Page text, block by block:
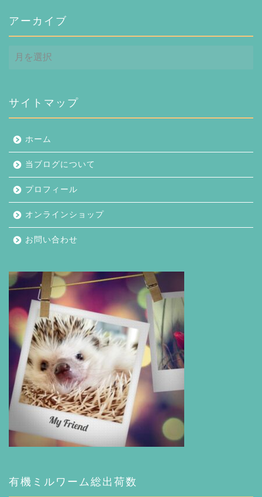
アーカイブ
ー
ブ
サイトマップ
ホーム
当ブログについて
プロフィール
オンラインショップ
お問い合わせ
有機ミルワーム総出荷数